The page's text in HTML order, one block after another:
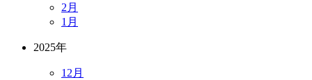
2月
1月
2025年
12月